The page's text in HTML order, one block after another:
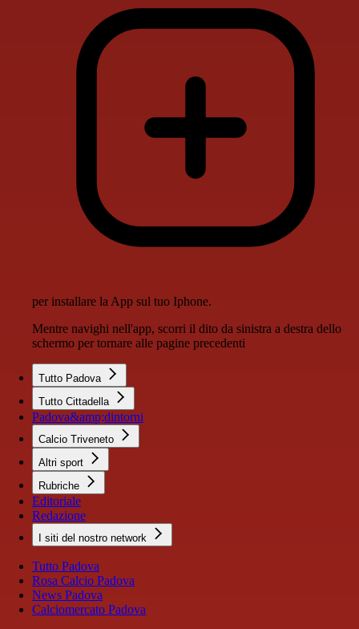
per installare la App sul tuo Iphone.
Mentre navighi nell'app, scorri il dito da sinistra a destra dello
schermo per tornare alle pagine precedenti
Tutto Padova
Tutto Cittadella
Padova&amp;dintorni
Calcio Triveneto
Altri sport
Rubriche
Editoriale
Redazione
I siti del nostro network
Tutto Padova
Rosa Calcio Padova
News Padova
Calciomercato Padova